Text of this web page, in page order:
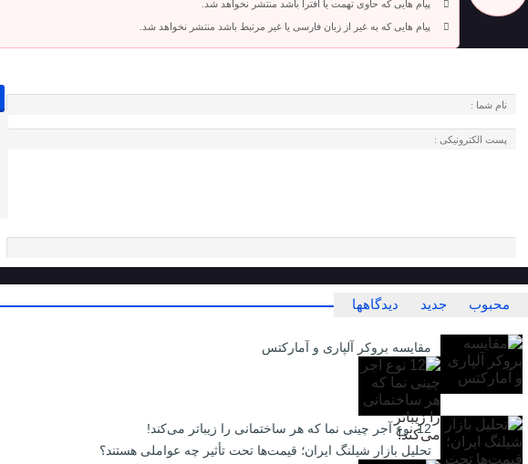
پیام هایی که حاوی تهمت یا افترا باشد منتشر نخواهد شد.
پیام هایی که به غیر از زبان فارسی یا غیر مرتبط باشد منتشر نخواهد شد.
محبوب جدید دیدگاهها
مقایسه بروکر آلپاری و آمارکتس
12 نوع آجر چینی نما که هر ساختمانی را زیباتر می‌کند!
تحلیل بازار شیلنگ ایران؛ قیمت‌ها تحت تأثیر چه عواملی هستند؟